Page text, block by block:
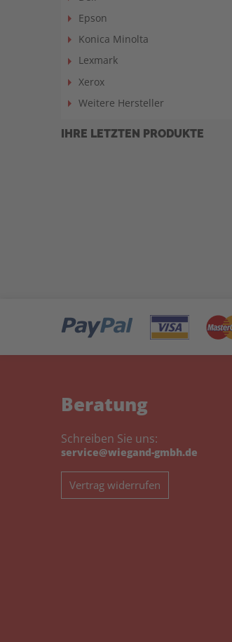
Epson
Konica Minolta
Lexmark
Xerox
Weitere Hersteller
IHRE LETZTEN PRODUKTE
Beratung
Schreiben Sie uns:
service@wiegand-gmbh.de
Vertrag widerrufen